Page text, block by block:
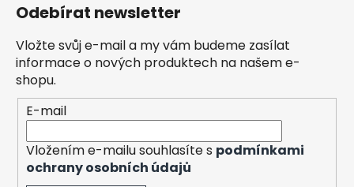
p
v
k
v
ý
p
i
s
Odebírat newsletter
Vložte svůj e-mail a my vám budeme zasílat
informace o nových produktech na našem e-
shopu.
E-mail
Vložením e-mailu souhlasíte s podmínkami
ochrany osobních údajů